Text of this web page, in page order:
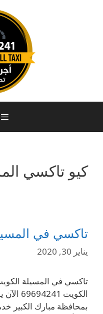
كيو تاكسي
تاكسي في
يناير 30, 2020
تاكسي في المسيلة
الكويت
بمحافظة مبارك الكبير